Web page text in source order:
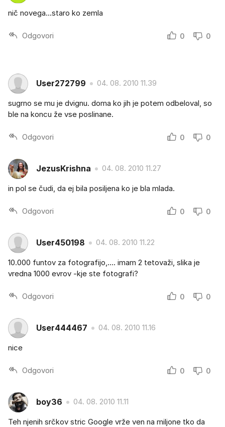
nič novega...staro ko zemla
Odgovori 0 0
User272799 04. 08. 2010 11.39
sugrno se mu je dvignu. doma ko jih je potem odbeloval, so
ble na koncu že vse poslinane.
Odgovori 0 0
JezusKrishna 04. 08. 2010 11.27
in pol se čudi, da ej bila posiljena ko je bla mlada.
Odgovori 0 0
User450198 04. 08. 2010 11.22
10.000 funtov za fotografijo,.... imam 2 tetovaži, slika je
vredna 1000 evrov -kje ste fotografi?
Odgovori 0 0
User444467 04. 08. 2010 11.16
nice
Odgovori 0 0
boy36 04. 08. 2010 11.11
Teh njenih srčkov stric Google vrže ven na miljone tko da